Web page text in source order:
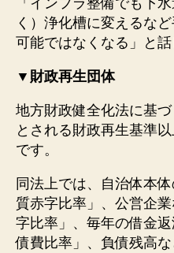
く）浄化槽に変えるな
可能ではなくなる」と話
▼財政再生団体
地方財政健全化法に基
とされる財政再生基準
です。
同法上では、自治体本
質赤字比率」、公営企
字比率」、毎年の借金
債費比率」、負債残高